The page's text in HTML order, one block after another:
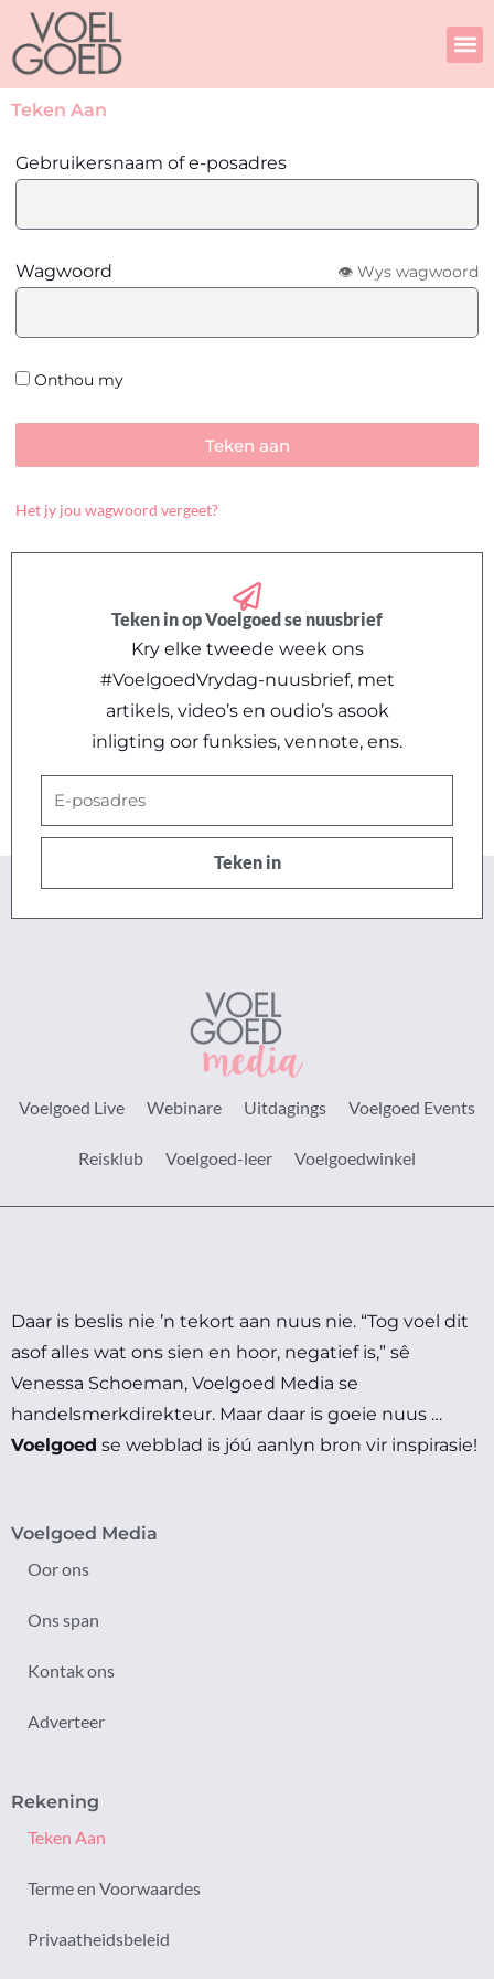
Skip
content
Teken Aan
Gebruikersnaam of e-posadres
Wagwoord 👁 Wys wagwoord
Onthou my
Teken aan
Het jy jou wagwoord vergeet?
Teken in op Voelgoed se nuusbrief
Kry elke tweede week ons
#VoelgoedVrydag-nuusbrief, met
artikels, video’s en oudio’s asook
inligting oor funksies, vennote, ens.
E-
posadres
Teken in
Voelgoed Live Webinare Uitdagings Voelgoed Events
Reisklub Voelgoed-leer Voelgoedwinkel
Daar is beslis nie ’n tekort aan nuus nie. “Tog voel dit
asof alles wat ons sien en hoor, negatief is,” sê
Venessa Schoeman, Voelgoed Media se
handelsmerkdirekteur. Maar daar is goeie nuus …
Voelgoed se webblad is jóú aanlyn bron vir inspirasie!
Voelgoed Media
Oor ons
Ons span
Kontak ons
Adverteer
Rekening
Teken Aan
Terme en Voorwaardes
Privaatheidsbeleid